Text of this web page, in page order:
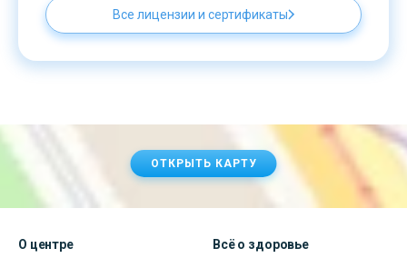
Все лицензии и сертификаты
ОТКРЫТЬ КАРТУ
О центре Всё о здоровье